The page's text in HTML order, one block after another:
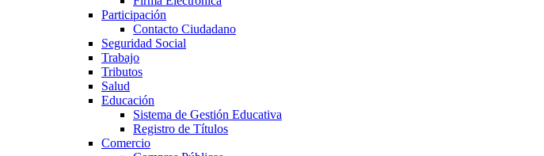
Participación
Contacto Ciudadano
Seguridad Social
Trabajo
Tributos
Salud
Educación
Sistema de Gestión Educativa
Registro de Títulos
Comercio